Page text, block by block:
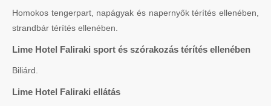
Homokos tengerpart, napágyak és napernyők térítés ellenében,
strandbár térítés ellenében.
Lime Hotel Faliraki sport és szórakozás térítés ellenében
Biliárd.
Lime Hotel Faliraki ellátás